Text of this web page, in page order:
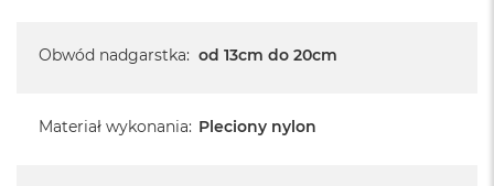
Obwód nadgarstka: od 13cm do 20cm
Materiał wykonania: Pleciony nylon